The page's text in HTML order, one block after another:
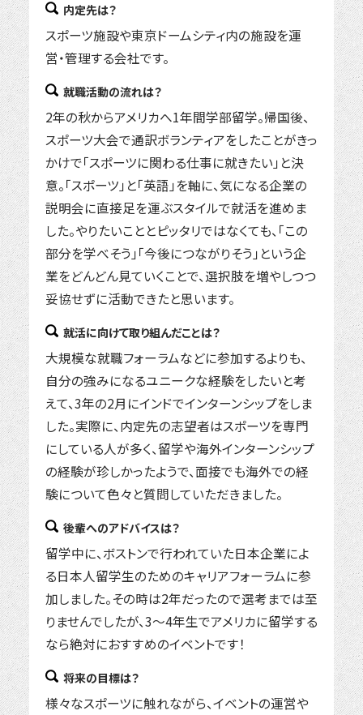
内定先は？
スポーツ施設や東京ドームシティ内の施設を運
営・管理する会社です。
就職活動の流れは？
2年の秋からアメリカへ1年間学部留学。帰国後、
スポーツ大会で通訳ボランティアをしたことがきっ
かけで「スポーツに関わる仕事に就きたい」と決
意。「スポーツ」と「英語」を軸に、気になる企業の
説明会に直接足を運ぶスタイルで就活を進めま
した。やりたいこととピッタリではなくても、「この
部分を学べそう」「今後につながりそう」という企
業をどんどん見ていくことで、選択肢を増やしつつ
妥協せずに活動できたと思います。
就活に向けて取り組んだことは？
大規模な就職フォーラムなどに参加するよりも、
自分の強みになるユニークな経験をしたいと考
えて、3年の2月にインドでインターンシップをしま
した。実際に、内定先の志望者はスポーツを専門
にしている人が多く、留学や海外インターンシップ
の経験が珍しかったようで、面接でも海外での経
験について色々と質問していただきました。
後輩へのアドバイスは？
留学中に、ボストンで行われていた日本企業によ
る日本人留学生のためのキャリアフォーラムに参
加しました。その時は2年だったので選考までは至
りませんでしたが、3～4年生でアメリカに留学する
なら絶対におすすめのイベントです！
将来の目標は？
様々なスポーツに触れながら、イベントの運営や